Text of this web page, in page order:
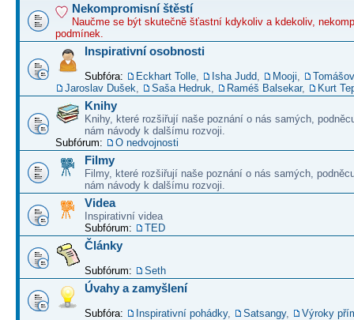
Nekompromisní štěstí
Naučme se být skutečně šťastní kdykoliv a kdekoliv,
podmínek.
Inspirativní osobnosti
Subfóra: Eckhart Tolle Isha Judd Mooji
Jaroslav Dušek
Saša Hedruk Raméš Balsekar, Kurt
Knihy
Knihy, které rozšiřují naše poznání o nás samých,
nám návody k dalšímu rozvoji.
Subfórum:
O nedvojnosti
Filmy
Filmy, které rozšiřují naše poznání o nás samých,
nám návody k dalšímu rozvoji.
Videa
Inspirativní videa
Subfórum:
TED
Články
Subfórum: Seth
Úvahy a zamyšlení
Subfóra: Inspirativní pohádky, Satsangy, Výroky